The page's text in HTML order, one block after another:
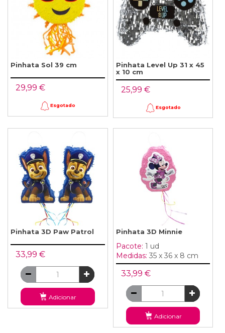
Pinhata Sol 39 cm
29,99 €
Esgotado
Pinhata Level Up 31 x 45
x 10 cm
25,99 €
Esgotado
Pinhata 3D Paw Patrol
33,99 €
Adicionar
Pinhata 3D Minnie
Pacote: 1 ud
Medidas: 35 x 36 x 8 cm
33,99 €
Adicionar